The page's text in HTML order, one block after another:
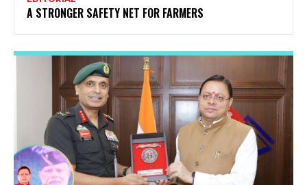
A STRONGER SAFETY NET FOR FARMERS